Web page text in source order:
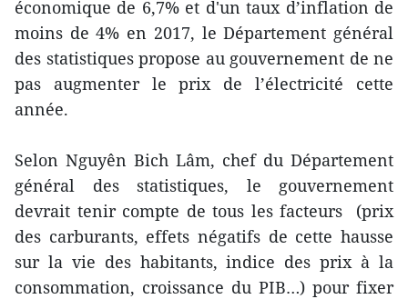
économique de 6,7% et d'un taux d’inflation de
moins de 4% en 2017, le Département général
des statistiques propose au gouvernement de ne
pas augmenter le prix de l’électricité cette
année.
Selon Nguyên Bich Lâm, chef du Département
général des statistiques, le gouvernement
devrait tenir compte de tous les facteurs (prix
des carburants, effets négatifs de cette hausse
sur la vie des habitants, indice des prix à la
consommation, croissance du PIB…) pour fixer